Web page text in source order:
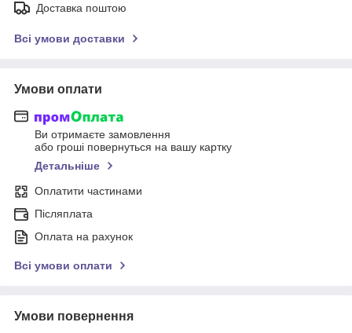
Доставка поштою
Всі умови доставки
Умови оплати
Ви отримаєте замовлення
або гроші повернуться на вашу картку
Детальніше
Оплатити частинами
Післяплата
Оплата на рахунок
Всі умови оплати
Умови повернення